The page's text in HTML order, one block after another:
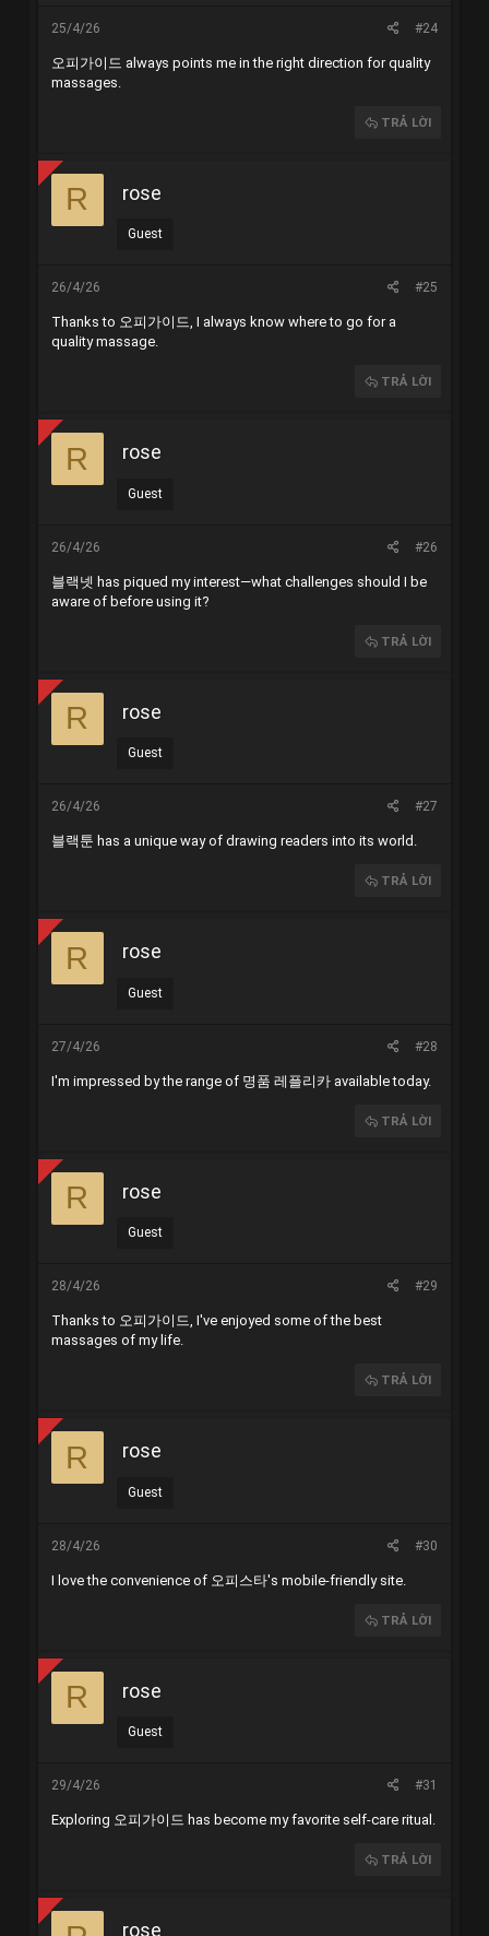
25/4/26 #24
오피가이드 always points me in the right direction for quality
massages.
TRẢ LỜI
R rose
Guest
26/4/26 #25
Thanks to 오피가이드, I always know where to go for a
quality massage.
TRẢ LỜI
R rose
Guest
26/4/26 #26
블랙넷 has piqued my interest—what challenges should I be
aware of before using it?
TRẢ LỜI
R rose
Guest
26/4/26 #27
블랙툰 has a unique way of drawing readers into its world.
TRẢ LỜI
R rose
Guest
27/4/26 #28
I'm impressed by the range of 명품 레플리카available today.
TRẢ LỜI
R rose
Guest
28/4/26 #29
Thanks to 오피가이드, I've enjoyed some of the best
massages of my life.
TRẢ LỜI
R rose
Guest
28/4/26 #30
I love the convenience of 오피스타's mobile-friendly site.
TRẢ LỜI
R rose
Guest
29/4/26 #31
Exploring 오피가이드 has become my favorite self-care ritual.
TRẢ LỜI
rose